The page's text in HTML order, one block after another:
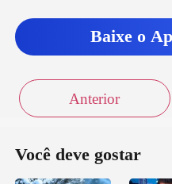
Baixe o
Anterior
Você deve gostar